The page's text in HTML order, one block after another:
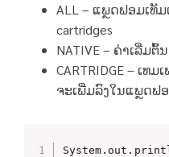
ALL – ແພຼດຟອມເທັ
cartridges
NATIVE – ຄ່າເລີ່ມ
CARTRIDGE – ເ
ຈະເພີ່ມລົງໃນແພຼດຟ